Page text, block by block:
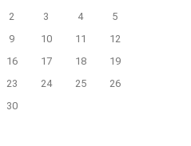
2 3 4
5
9 10 11
12
16 17 18
19
23 24 25
26
30